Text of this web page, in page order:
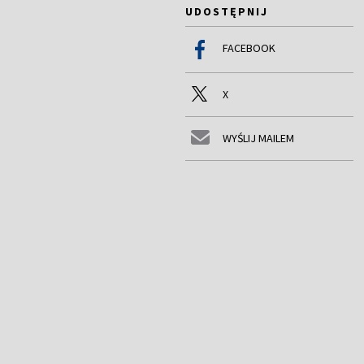
UDOSTĘPNIJ
FACEBOOK
X
WYŚLIJ MAILEM